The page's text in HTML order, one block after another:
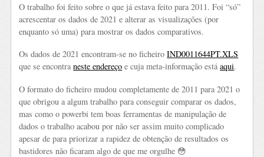
O trabalho foi feito sobre o que já estava feito para 2011. Foi “só”
acrescentar os dados de 2021 e alterar as visualizações (por
enquanto só uma) para mostrar os dados comparativos.
Os dados de 2021 encontram-se no ficheiroIND0011644PT.XLS
que se encontraneste endereço e cuja meta-informação estáaqui.
O formato do ficheiro mudou completamente de 2011 para 2021 o
que obrigou a algum trabalho para conseguir comparar os dados,
mas como o powerbi tem boas ferramentas de manipulação de
dados o trabalho acabou por não ser assim muito complicado
apesar de para priorizar a rapidez de obtenção de resultados os
bastidores não ficaram algo de que me orgulhe 😳